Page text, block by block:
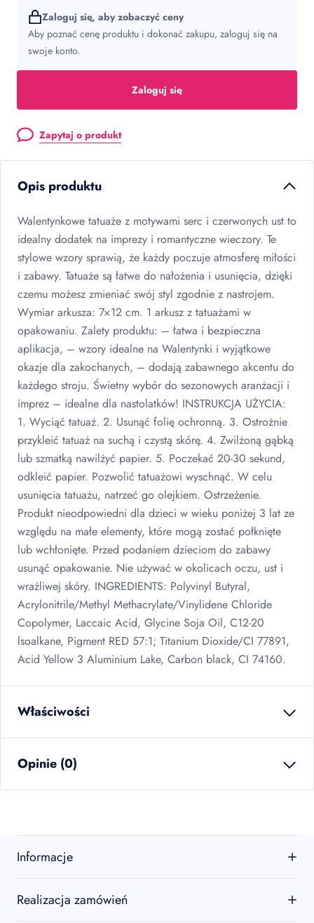
Zaloguj się, aby zobaczyć ceny
Aby poznać cenę produktu i dokonać zakupu, zaloguj się na
swoje konto.
Zaloguj się
Zapytaj o produkt
Opis produktu
Walentynkowe tatuaże z motywami serc i czerwonych ust to
idealny dodatek na imprezy i romantyczne wieczory. Te
stylowe wzory sprawią, że każdy poczuje atmosferę miłości
i zabawy. Tatuaże są łatwe do nałożenia i usunięcia, dzięki
czemu możesz zmieniać swój styl zgodnie z nastrojem.
Wymiar arkusza: 7×12 cm. 1 arkusz z tatuażami w
opakowaniu. Zalety produktu: – łatwa i bezpieczna
aplikacja, – wzory idealne na Walentynki i wyjątkowe
okazje dla zakochanych, – dodają zabawnego akcentu do
każdego stroju. Świetny wybór do sezonowych aranżacji i
imprez – idealne dla nastolatków! INSTRUKCJA UŻYCIA:
1. Wyciąć tatuaż. 2. Usunąć folię ochronną. 3. Ostrożnie
przykleić tatuaż na suchą i czystą skórę. 4. Zwilżoną gąbką
lub szmatką nawilżyć papier. 5. Poczekać 20-30 sekund,
odkleić papier. Pozwolić tatuażowi wyschnąć. W celu
usunięcia tatuażu, natrzeć go olejkiem. Ostrzeżenie.
Produkt nieodpowiedni dla dzieci w wieku poniżej 3 lat ze
względu na małe elementy, które mogą zostać połknięte
lub wchłonięte. Przed podaniem dzieciom do zabawy
usunąć opakowanie. Nie używać w okolicach oczu, ust i
wrażliwej skóry. INGREDIENTS: Polyvinyl Butyral,
Acrylonitrile/Methyl Methacrylate/Vinylidene Chloride
Copolymer, Laccaic Acid, Glycine Soja Oil, C12-20
lsoalkane, Pigment RED 57:1; Titanium Dioxide/CI 77891,
Acid Yellow 3 Aluminium Lake, Carbon black, CI 74160.
Właściwości
ilość w opakowaniu
zbiorczym
Opinie (0)
Bądź pierwszą osobą, która podzieli się opinią o tym
produkcie!
Oceń produkt
Informacje
O firmie
Kontakt
Realizacja zamówień